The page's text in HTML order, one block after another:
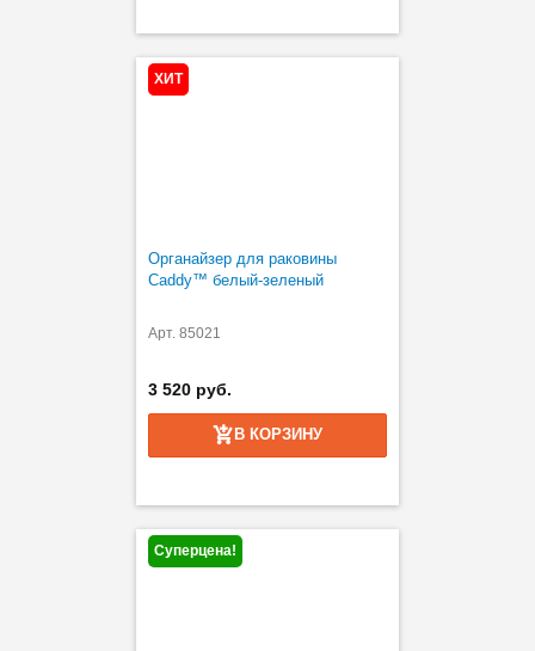
ХИТ
Органайзер для раковины
Caddy™ белый-зеленый
Арт. 85021
3 520 руб.
В КОРЗИНУ
Суперцена!